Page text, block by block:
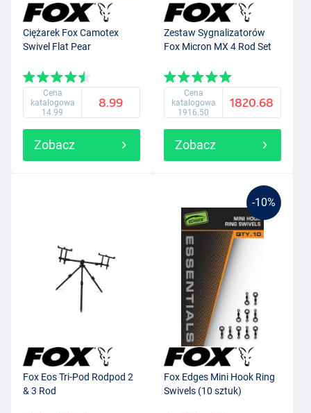
Ciężarek Fox Camotex
Swivel Flat Pear
Cena
katalogowa
14.99
8.99
Zobacz
Zestaw Sygnalizatorów
Fox Micron MX 4 Rod Set
Cena
katalogowa
1916.50
1820.68
Zobacz
Fox Eos Tri-Pod Rodpod 2
& 3 Rod
-10%
Fox Edges Mini Hook Ring
Swivels (10 sztuk)